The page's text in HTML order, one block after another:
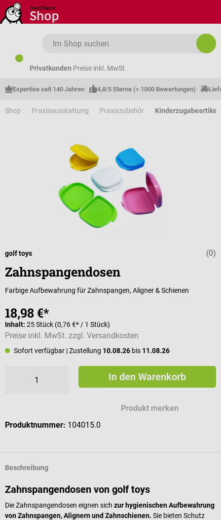
Zum Hauptinhalt springen
Privatkunden Preise inkl. MwSt.
Expertise seit 140 Jahren 4,8/5 Sterne (> 1000 Bewertungen)
Shop Praxisausstattung Praxiszubehör Kinderzugabeartikel
(0)
golf toys
Zahnspangendosen
Farbige Aufbewahrung für Zahnspangen, Aligner & Schienen
18,98 €*
Inhalt: 25 Stück (0,76 €* / 1 Stück)
Preise inkl. MwSt. zzgl. Versandkosten
Sofort verfügbar | Zustellung 10.08.26 bis 11.08.26
In den Warenkorb
Produkt merken
Produktnummer: 104015.0
Beschreibung
Zahnspangendosen von golf toys
Die Zahnspangendosen eignen sich zur hygienischen Aufbewahrung
von Zahnspangen, Alignern und Zahnschienen. Sie bieten Schutz